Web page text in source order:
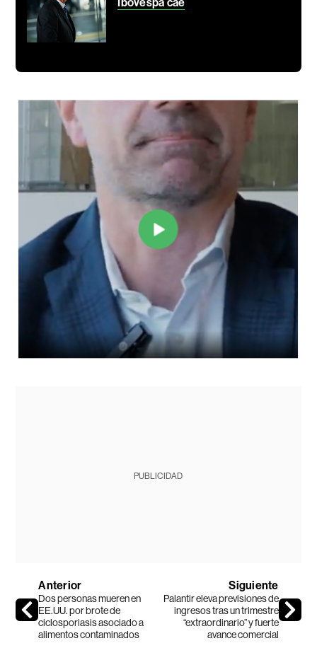
PUBLICIDAD
Anterior
Dos personas mueren en
EE.UU. por brote de
ciclosporiasis asociado a
alimentos contaminados
Siguiente
Palantir eleva previsiones de
ingresos tras un trimestre
“extraordinario” y fuerte
avance comercial